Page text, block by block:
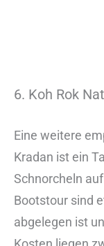
6. Koh Rok
Eine weitere
Kradan ist ein
Schnorcheln
Bootstour sind
abgelegen ist